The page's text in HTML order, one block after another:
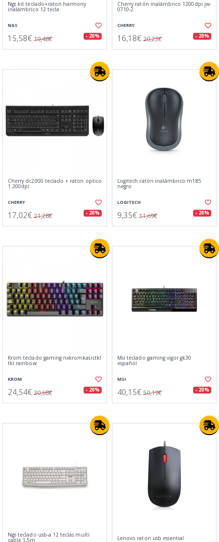
Ngs kit teclado+raton harmony
inalámbrico 12 tecla
NGS
15,58€ 19,48€ - 20%
Cherry ratón inalámbrico 1200dpi jw-
0710-2
CHERRY
16,18€ 20,23€ - 20%
Cherry dc2000 teclado + raton optico
1.200dpi
CHERRY
17,02€ 21,28€ - 20%
Logitech ratón inalámbrico m185
negro
LOGITECH
9,35€ 11,69€ - 20%
Krom teclado gaming nxkromkasictkl
tkl rainbow
KROM
24,54€ 30,68€ - 20%
Msi teclado gaming vigor gk30
español
MSI
40,15€ 50,19€ - 20%
Ngs teclado usb-a 12 teclas multi
cable 1.5m Lenovo raton usb essential